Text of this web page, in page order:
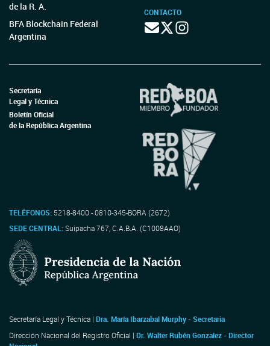
de la R. A.
BFA Blockchain Federal
Argentina
CONTACTO
Secretaría
Legal y Técnica
Boletín Oficial
de la República Argentina
TELÉFONOS: 5218-8400 - 0810-345-BORA (2672)
SEDE CENTRAL:Suipacha 767, C.A.B.A. (C1008AAO)
Secretaría Legal y Técnica | Dra. María Ibarzabal Murphy - Secretaria
Dirección Nacional del Registro Oficial | Dr. Walter Rubén Gonzalez - Director